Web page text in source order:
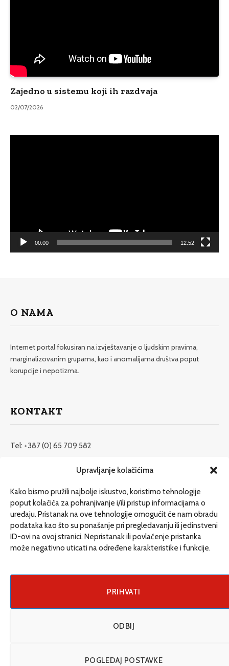
Upravljanje kolačićima
Kako bismo pružili najbolje iskustvo, koristimo tehnologije
poput kolačića za pohranjivanje i/ili pristup informacijama o
uređaju. Pristanak na ove tehnologije omogućit će nam obradu
podataka kao što su ponašanje pri pregledavanju ili jedinstveni
ID-ovi na ovoj stranici. Nepristanak ili povlačenje pristanka
može negativno uticati na određene karakteristike i funkcije.
PRIHVATI
ODBIJ
POGLEDAJ POSTAVKE
Zajedno u sistemu koji ih razdvaja
02/07/2026
00:00 12:52
O NAMA
Internet portal fokusiran na izvještavanje o ljudskim pravima,
marginalizovanim grupama, kao i anomalijama društva poput
korupcije i nepotizma.
KONTAKT
Tel: +387 (0) 65 709 582
redakcija@etrafika.net
Dosije
Drugi pišu
Društvo